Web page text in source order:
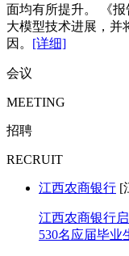
面均有所提升。 《
大模型技术进展，并
因。 [详细]
会议
MEETING
招聘
RECRUIT
江西农商银行 [
江西农商银行
530名应届毕业